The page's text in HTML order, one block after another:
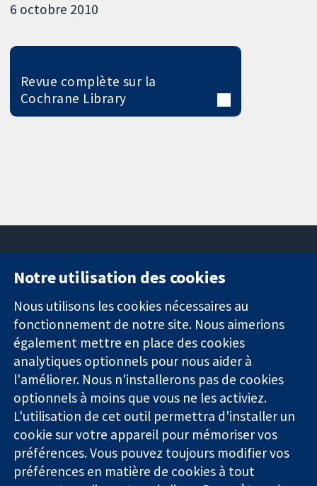
6 octobre 2010
Revue complète sur la
Cochrane Library
Des données
probantes.
Des décisions
éclairées.
Une meilleure
santé.
11-13 Cavendish
Square
Londres
W1G0AN
Royaume-Uni
nous
Actualités
Service de
presse
Qui sommes-
nous
Offres
d'emploi
Library
Notre utilisation des cookies
Nous utilisons les cookies nécessaires au
fonctionnement de notre site. Nous aimerions
également mettre en place des cookies
analytiques optionnels pour nous aider à
l'améliorer. Nous n'installerons pas de cookies
optionnels à moins que vous ne les activiez.
L'utilisation de cet outil permettra d'installer un
cookie sur votre appareil pour mémoriser vos
préférences. Vous pouvez toujours modifier vos
préférences en matière de cookies à tout